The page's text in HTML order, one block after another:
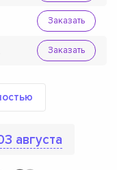
Заказать
Заказать
августа